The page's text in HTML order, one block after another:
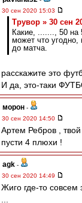
30 сен 2020 15:03
Трувор » 30 сен
Какие, ......., 50
может что
до матча.
расскажите это
И да, это-таки
морон -
30 сен 2020 14:50
Артем Ребров ,
пусти 4 плюхи !
agk -
30 сен 2020 14:49
Жиго где-то совсем